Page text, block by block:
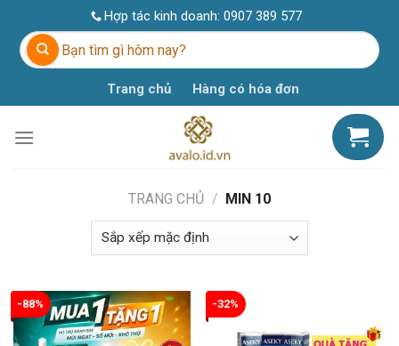
content
Hợp tác kinh doanh: 0907 389 577
Tìm
kiếm:
Trang chủ Hàng có hóa đơn
TRANG CHỦ / MIN 10
-88% -32%